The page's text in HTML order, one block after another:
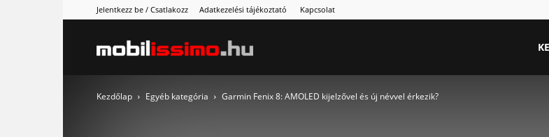
Jelentkezz be / Csatlakozz Adatkezelési tájékoztató Kapcsolat
Mobilissimo.hu
Kezdőlap Egyéb kategória Garmin Fenix 8: AMOLED kijelzővel és új névvel érkezik?